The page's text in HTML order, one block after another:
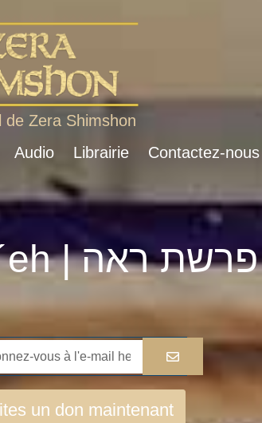
de Zera Shimshon
Audio Librairie Contactez-nous
Parshat Re´eh | פרשת ראה
un don maintenant